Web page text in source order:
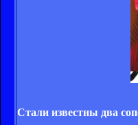
Стали известны два